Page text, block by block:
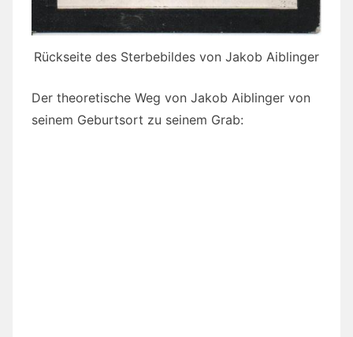
Rückseite des Sterbebildes von Jakob Aiblinger
Der theoretische Weg von Jakob Aiblinger von
seinem Geburtsort zu seinem Grab: